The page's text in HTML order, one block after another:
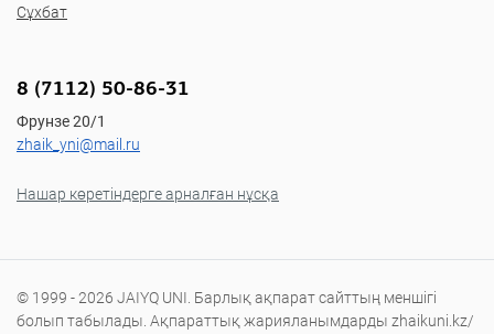
Сұхбат
8 (7112) 50-86-31
Фрунзе 20/1
zhaik_yni@mail.ru
Нашар көретіндерге арналған нұсқа
© 1999 - 2026 JAIYQ UNI. Барлық ақпарат сайттың меншігі
болып табылады. Ақпараттық жарияланымдарды zhaikuni.kz/